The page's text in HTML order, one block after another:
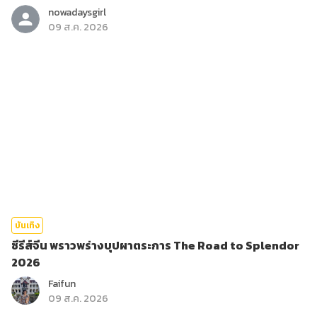
nowadaysgirl
09 ส.ค. 2026
บันเทิง
ซีรีส์จีน พราวพร่างบุปผาตระการ The Road to Splendor
2026
Faifun
09 ส.ค. 2026